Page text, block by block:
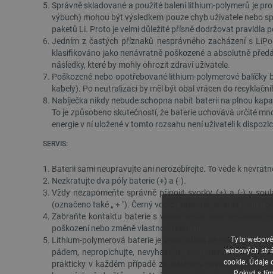
Správně skladované a použité balení lithium-polymerů je
výbuch) mohou být výsledkem pouze chyb uživatele nebo
paketů Li. Proto je velmi důležité přísně dodržovat pravidla
Jedním z častých příznaků nesprávného zacházení s
klasifikováno jako nenávratně poškozené a absolutně
následky, které by mohly ohrozit zdraví uživatele.
Poškozené nebo opotřebované lithium-polymerové
kabely). Po neutralizaci by měl být obal vrácen do
Nabíječka nikdy nebude schopna nabít baterii na plnou
To je způsobeno skutečností, že baterie uchovává určité
energie v ní uložené v tomto rozsahu není uživateli k
SERVIS:
Baterii sami neupravujte ani nerozebírejte. To vede k
Nezkratujte dva póly baterie (+) a (-).
Vždy nezapomeňte správně připojit svorky (+) a (-) v
(označeno také „ + "). Černý vodič (záporná polarita) musí
Zabraňte kontaktu baterie s vodou nebo jinou tekutinou
poškození nebo změně vlastností článků.
Lithium-polymerová baterie je velmi citlivá na mechanické
pádem, nepropichujte, nevyhazujte, nevystavujte jej
prakticky v každém případě za následek nevratné
Tyto
webových
cookie. Údaje